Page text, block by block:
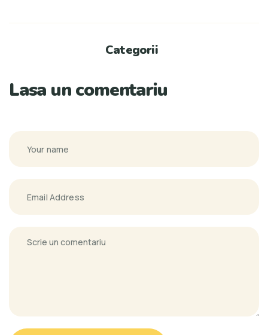
Categorii
Lasa un comentariu